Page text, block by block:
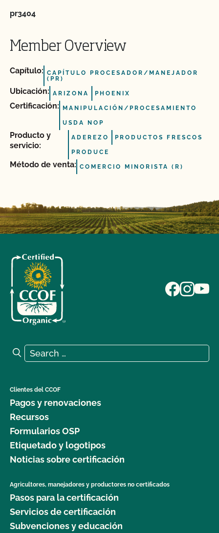
pr3404
Member Overview
Capítulo: CAPÍTULO PROCESADOR/MANEJADOR
(PR)
Ubicación: ARIZONA PHOENIX
Certificación: MANIPULACIÓN/PROCESAMIENTO
USDA NOP
Producto y
servicio:
ADEREZO PRODUCTOS FRESCOS
PRODUCE
Método de venta: COMERCIO MINORISTA (R)
Search for:
Search
Clientes del CCOF
Pagos y renovaciones
Recursos
Formularios OSP
Etiquetado y logotipos
Noticias sobre certificación
Agricultores, manejadores y productores no certificados
Pasos para la certificación
Servicios de certificación
Subvenciones y educación